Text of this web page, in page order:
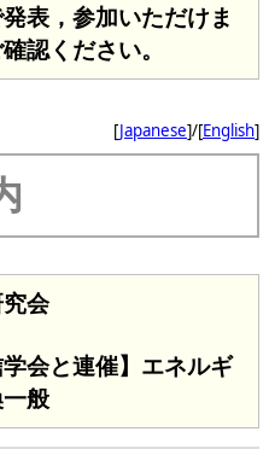
表，参加いただけま
認ください。
[Japanese]/[English]
会
会と連催】エネルギ
般